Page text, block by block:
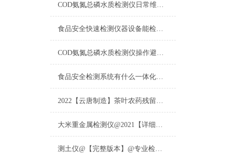
COD氨氮总磷水质检测仪日常维护与试剂管理，降低故障率就靠这几招
食品安全快速检测仪器设备能检什么？一张表说清适用范围
COD氨氮总磷水质检测仪操作避坑指南：这几个步骤直接影响数据准确性
食品安全检测系统有什么一体化配置·2023仪器仪表推荐·山东云唐
2022【云唐制造】茶叶农药残留检测仪多少钱一台@山东云唐仪器仪表制造
大米重金属检测仪@2021【详细版本】@专业检测大米重金属仪器仪表
测土仪@【完整版本】@专业检测土壤的仪器仪表